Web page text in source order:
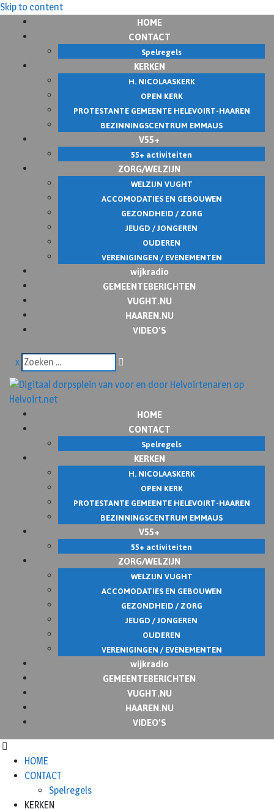
Skip to content
HOME
CONTACT
Spelregels
KERKEN
H. NICOLAASKERK
OPEN KERK
PROTESTANTE GEMEENTE HELEVOIRT-HAAREN
BEZINNINGSCENTRUM EMMAUS
V55+
55+ activiteiten
ZORG/WELZIJN
WELZIJN VUGHT
ACCOMODATIES EN GEBOUWEN
GEZONDHEID / ZORG
JEUGD / JONGEREN
OUDEREN
VERENIGINGEN / EVENEMENTEN
wijkradio
GEMEENTEBERICHTEN
VUGHT.NU
HAAREN.NU
VIDEO’S
x
HOME
CONTACT
Spelregels
KERKEN
H. NICOLAASKERK
OPEN KERK
PROTESTANTE GEMEENTE HELEVOIRT-HAAREN
BEZINNINGSCENTRUM EMMAUS
V55+
55+ activiteiten
ZORG/WELZIJN
WELZIJN VUGHT
ACCOMODATIES EN GEBOUWEN
GEZONDHEID / ZORG
JEUGD / JONGEREN
OUDEREN
VERENIGINGEN / EVENEMENTEN
wijkradio
GEMEENTEBERICHTEN
VUGHT.NU
HAAREN.NU
VIDEO’S
HOME
CONTACT
Spelregels
KERKEN